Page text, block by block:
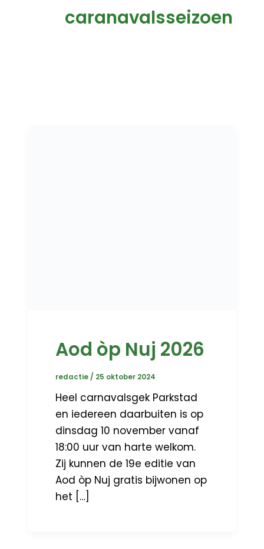
caranavalsseizoen
Aod òp Nuj 2026
redactie / 25 oktober 2024
Heel carnavalsgek Parkstad
en iedereen daarbuiten is op
dinsdag 10 november vanaf
18:00 uur van harte welkom.
Zij kunnen de 19e editie van
Aod òp Nuj gratis bijwonen op
het […]